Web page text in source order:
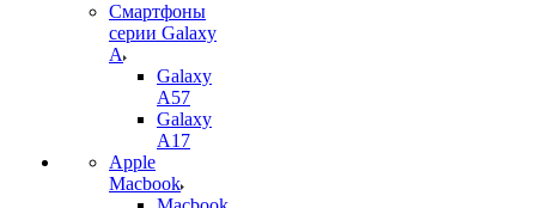
Смартфоны
серии Galaxy
A
Galaxy
A57
Galaxy
A17
Apple
Macbook